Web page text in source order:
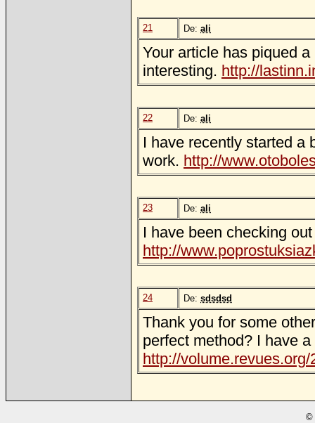
21 De: ali
Your article has piqued
interesting. http://
22 De: ali
I have recently started a
work. http://
23 De: ali
I have been checking
http://
24 De: sdsdsd
Thank you for some
perfect method? I have
http://volume.revues.org/
©